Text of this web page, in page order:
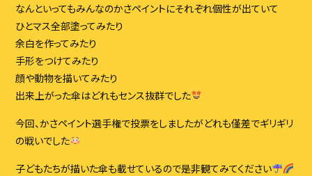
なんといってもみんなのかさペイントにそれぞれ個性が出ていて
ひとマス全部塗ってみたり
余白を作ってみたり
手形をつけてみたり
顔や動物を描いてみたり
出来上がった傘はどれもセンス抜群でした
今回、かさペイント選手権で投票をしましたがどれも僅差でギリギリ
の戦いでした
子どもたちが描いた傘も載せているので是非観てみてください